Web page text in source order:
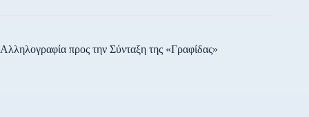
Αλληλογραφία προς την Σύνταξη της «Γραφίδας»